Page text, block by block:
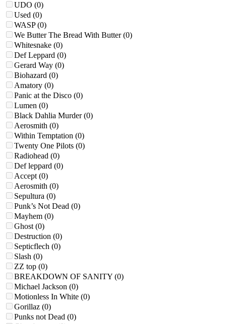
UDO (0)
Used (0)
WASP (0)
We Butter The Bread With Butter (0)
Whitesnake (0)
Def Leppard (0)
Gerard Way (0)
Biohazard (0)
Amatory (0)
Panic at the Disco (0)
Lumen (0)
Black Dahlia Murder (0)
Aerosmith (0)
Within Temptation (0)
Twenty One Pilots (0)
Radiohead (0)
Def leppard (0)
Accept (0)
Aerosmith (0)
Sepultura (0)
Punk’s Not Dead (0)
Mayhem (0)
Ghost (0)
Destruction (0)
Septicflech (0)
Slash (0)
ZZ top (0)
BREAKDOWN OF SANITY (0)
Michael Jackson (0)
Motionless In Whitе (0)
Gorillaz (0)
Punks not Dead (0)